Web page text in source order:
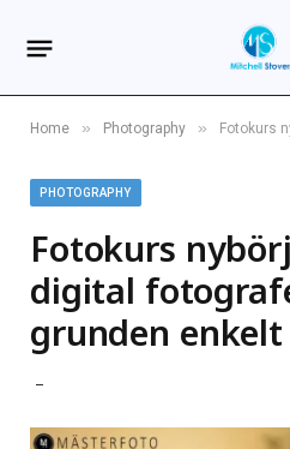
Home » Photography » Fotokurs
PHOTOGRAPHY
Fotokurs
digital
grunden